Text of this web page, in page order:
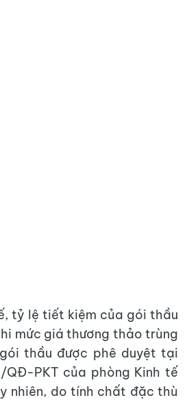
tỷ lệ tiết kiệm của gói thầu
mức giá thương thảo trùng
thầu được phê duyệt tại
QĐ-PKT của phòng Kinh tế
nhiên, do tính chất đặc thù